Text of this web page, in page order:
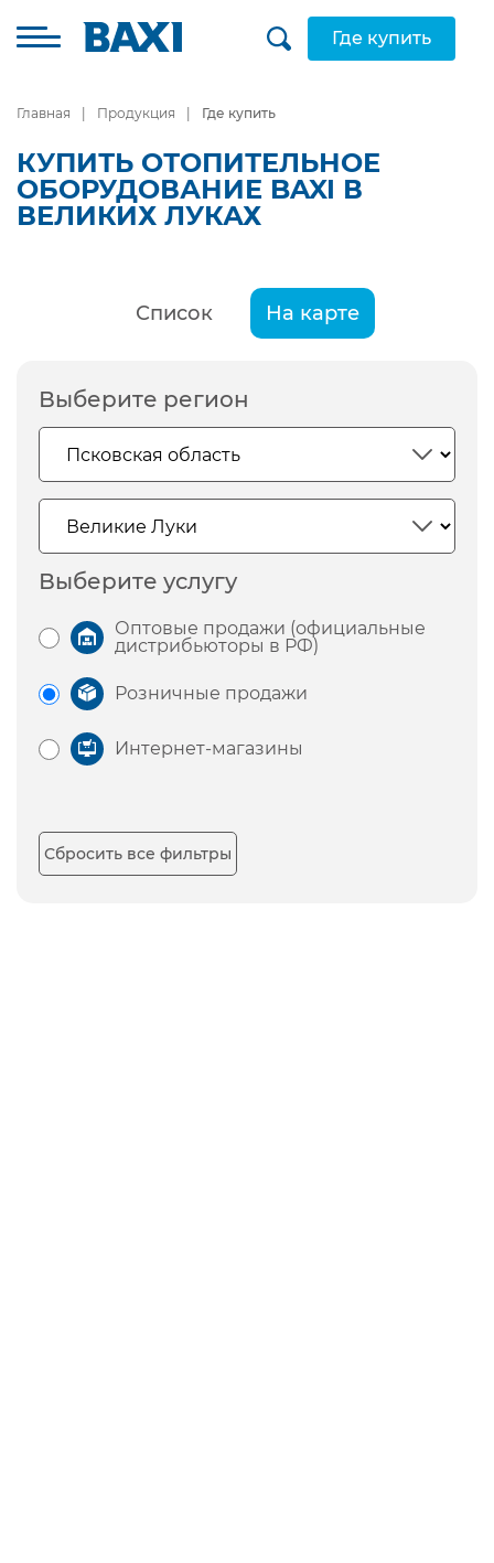
Где купить
Главная Продукция Где купить
КУПИТЬ ОТОПИТЕЛЬНОЕ
ОБОРУДОВАНИЕ BAXI В
ВЕЛИКИХ ЛУКАХ
Список На карте
Выберите регион
Выберите услугу
Оптовые продажи (официальные
дистрибьюторы в РФ)
Розничные продажи
Интернет-магазины
Сбросить все фильтры